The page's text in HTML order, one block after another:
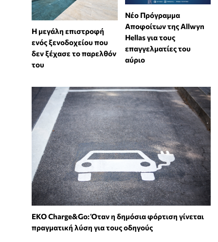
Η μεγάλη επιστροφή
ενός ξενοδοχείου που
δεν ξέχασε το παρελθόν
του
Νέο Πρόγραμμα
Αποφοίτων της Allwyn
Hellas για τους
επαγγελματίες του
αύριο
EKO Charge&Go: Όταν η δημόσια φόρτιση γίνεται
πραγματική λύση για τους οδηγούς